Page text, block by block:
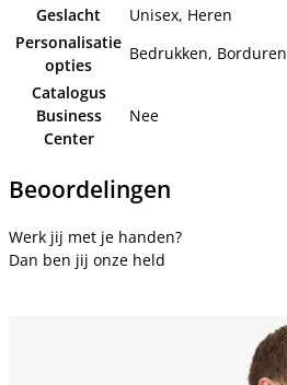
Geslacht
Unisex, Heren
Personalisatie
opties
Bedrukken, Borduren
Catalogus
Business
Center
Nee
Beoordelingen
Werk jij met je handen?
Dan ben jij onze held